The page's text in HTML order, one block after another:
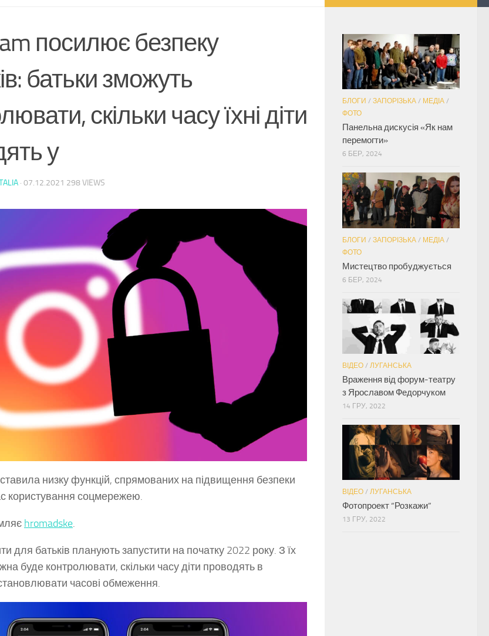
посилює безпеку
батьки зможуть
скільки часу їхні діти
у
· 07.12.2021 298 VIEWS
низку функцій, спрямованих на підвищення безпеки
користування соцмережею.
hromadske.
для батьків планують запустити на початку 2022 року. З їх
буде контролювати, скільки часу діти проводять в
часові обмеження.
БЛОГИ / ЗАПОРІЗЬКА / МЕДІА /
ФОТО
Панельна дискусія «Як нам
перемогти»
6 БЕР, 2024
БЛОГИ / ЗАПОРІЗЬКА / МЕДІА /
ФОТО
Мистецтво пробуджується
6 БЕР, 2024
ВІДЕО / ЛУГАНСЬКА
Враження від форум-театру
з Ярославом Федорчуком
14 ГРУ, 2022
ВІДЕО / ЛУГАНСЬКА
Фотопроект “Розкажи”
13 ГРУ, 2022